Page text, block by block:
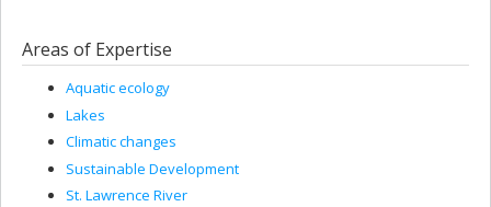
Areas of Expertise
Aquatic ecology
Lakes
Climatic changes
Sustainable Development
St. Lawrence River